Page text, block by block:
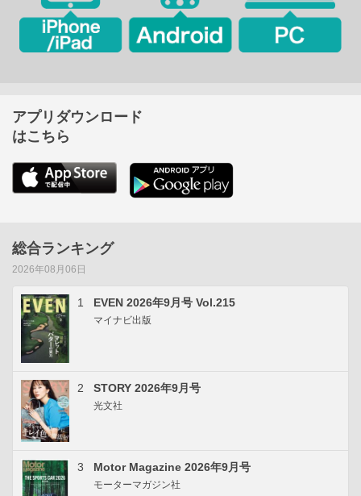
アプリダウンロード
はこちら
総合ランキング
2026年08月06日
1 EVEN 2026年9月号 Vol.215
マイナビ出版
2 STORY 2026年9月号
光文社
3 Motor Magazine 2026年9月号
モーターマガジン社